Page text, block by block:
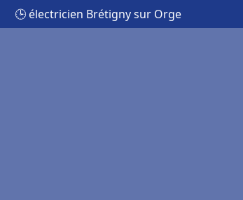
🕒 électricien Brétigny sur Orge